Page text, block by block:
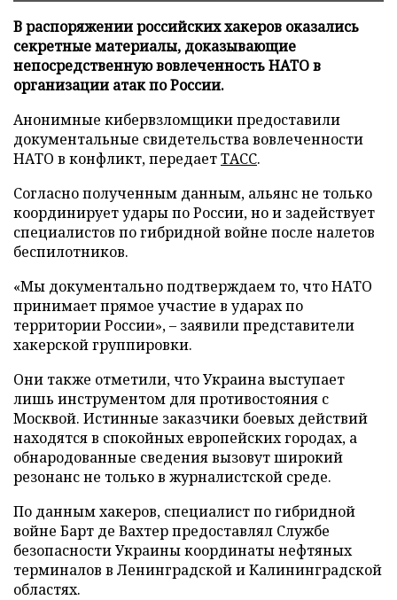
В распоряжении российских хакеров оказались
секретные материалы, доказывающие
непосредственную вовлеченность НАТО в
организации атак по России.
Анонимные кибервзломщики предоставили
документальные свидетельства вовлеченности
НАТО в конфликт, передаетТАСС.
Согласно полученным данным, альянс не только
координирует удары по России, но и задействует
специалистов по гибридной войне после налетов
беспилотников.
«Мы документально подтверждаем то, что НАТО
принимает прямое участие в ударах по
территории России», – заявили представители
хакерской группировки.
Они также отметили, что Украина выступает
лишь инструментом для противостояния с
Москвой. Истинные заказчики боевых действий
находятся в спокойных европейских городах, а
обнародованные сведения вызовут широкий
резонанс не только в журналистской среде.
По данным хакеров, специалист по гибридной
войне Барт де Вахтер предоставлял Службе
безопасности Украины координаты нефтяных
терминалов в Ленинградской и Калининградской
областях.